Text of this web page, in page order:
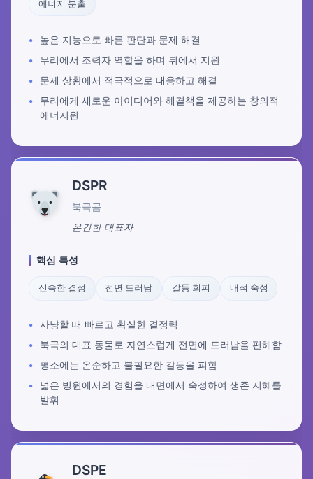
에너지 분출
높은 지능으로 빠른 판단과 문제 해결
무리에서 조력자 역할을 하며 뒤에서 지원
문제 상황에서 적극적으로 대응하고 해결
무리에게 새로운 아이디어와 해결책을 제공하는 창의적
에너지원
DSPR
북극곰
온건한 대표자
핵심 특성
신속한 결정 전면 드러남 갈등 회피 내적 숙성
사냥할 때 빠르고 확실한 결정력
북극의 대표 동물로 자연스럽게 전면에 드러남을 편해함
평소에는 온순하고 불필요한 갈등을 피함
넓은 빙원에서의 경험을 내면에서 숙성하여 생존 지혜를
발휘
DSPE